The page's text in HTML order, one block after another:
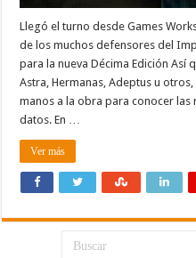
Llegó el turno desde Games
de los muchos defensores del
para la nueva Décima Edición Así
Astra, Hermanas, Adeptus u
manos a la obra para conocer las
datos. En …
Ver más